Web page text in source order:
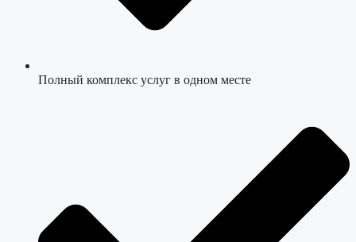
Полный комплекс услуг в одном месте